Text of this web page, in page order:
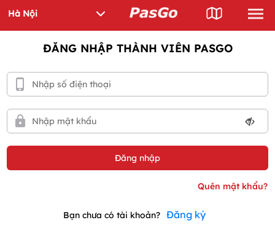
ĐĂNG NHẬP THÀNH VIÊN PASGO
Bạn chưa có tài khoản? Đăng ký